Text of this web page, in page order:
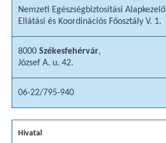
Nemzeti Egészségbiztosítási Alapkezelő
Ellátási és Koordinációs Főosztály V. 1.
8000 Székesfehérvár,
József A. u. 42.
06-22/795-940